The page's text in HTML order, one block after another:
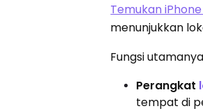
Temukan
menunjukkan
Fungsi
Perangkat
tempat di